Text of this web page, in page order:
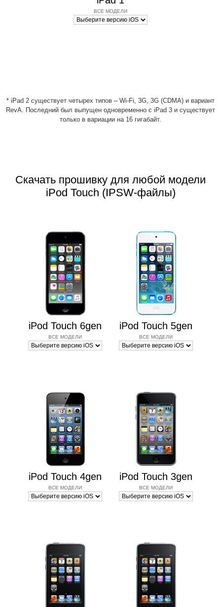
ВСЕ МОДЕЛИ
* iPad 2 существует четырех типов – Wi-Fi, 3G, 3G (CDMA) и вариант
RevA. Последний был выпущен одновременно с iPad 3 и существует
только в вариации на 16 гигабайт.
Скачать прошивку для любой модели
iPod Touch (IPSW-файлы)
iPod Touch 6gen
ВСЕ МОДЕЛИ
iPod Touch 5gen
ВСЕ МОДЕЛИ
iPod Touch 4gen
ВСЕ МОДЕЛИ
iPod Touch 3gen
ВСЕ МОДЕЛИ